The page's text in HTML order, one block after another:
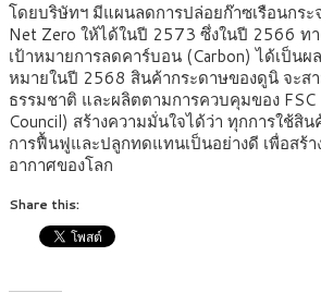
โดยบริษัทฯ มีแผนลดการปล่อยก๊าซเรือนกร
Net Zero ให้ได้ในปี 2573 ซึ่งในปี 2566 ท
เป้าหมายการลดคาร์บอน (Carbon) ได้เป็นผ
หมายในปี 2568 สินค้ากระดาษของดูนิ จะส
ธรรมชาติ และผลิตตามการควบคุมของ FSC
Council) สร้างความมั่นใจได้ว่า ทุกการใช้สิ
การฟื้นฟูและปลูกทดแทนเป็นอย่างดี เพื่อสร้
อากาศของโลก
Share this: